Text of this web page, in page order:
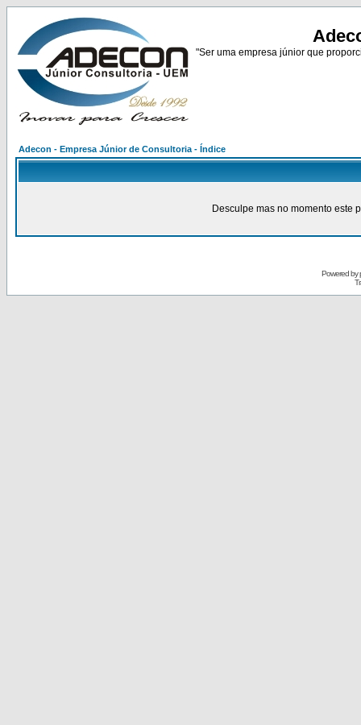
"Ser uma empresa júnior que
Adecon - Empresa Júnior de Consultoria - Índice
Desculpe mas no momento este
Powered by